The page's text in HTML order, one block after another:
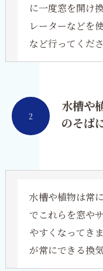
に一度窓を開け
レーターなどを
など行ってくださ
水槽や
のそば
2
水槽や植物は常
でこれらを窓や
やすくなってき
が常にできる換